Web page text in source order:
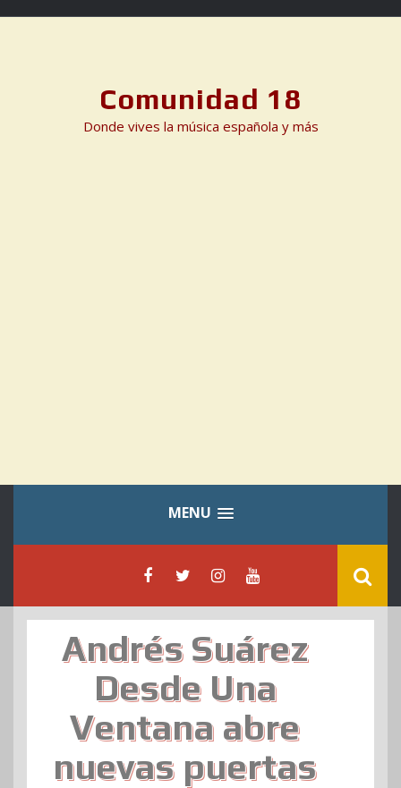
Comunidad 18
Donde vives la música española y más
MENU
Andrés Suárez
Desde Una
Ventana abre
nuevas puertas